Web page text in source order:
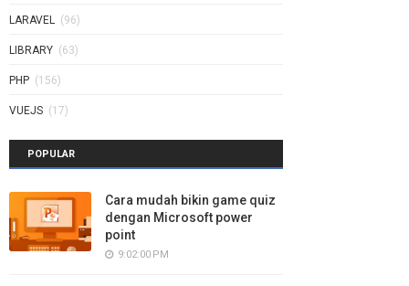
LARAVEL (96)
LIBRARY (63)
PHP (156)
VUEJS (17)
POPULAR
Cara mudah bikin game quiz
dengan Microsoft power
point
9:02:00 PM